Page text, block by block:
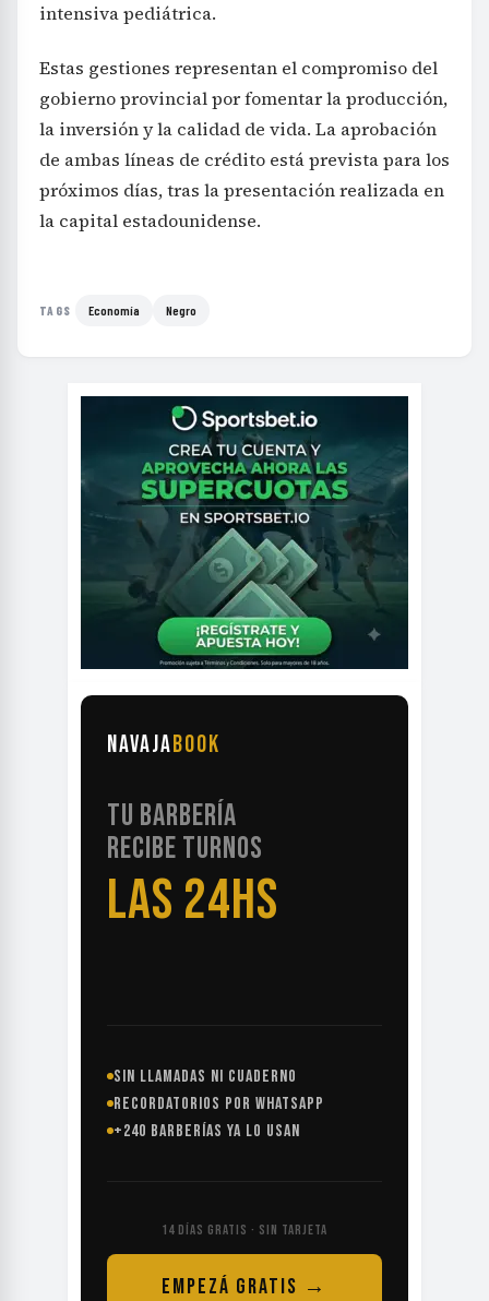
intensiva pediátrica.
Estas gestiones representan el compromiso del
gobierno provincial por fomentar la producción,
la inversión y la calidad de vida. La aprobación
de ambas líneas de crédito está prevista para los
próximos días, tras la presentación realizada en
la capital estadounidense.
TAGS Economía Negro
NAVAJABOOK
TU BARBERÍA
RECIBE TURNOS
LAS 24HS
SIN LLAMADAS NI CUADERNO
RECORDATORIOS POR WHATSAPP
+240 BARBERÍAS YA LO USAN
14 DÍAS GRATIS · SIN TARJETA
EMPEZÁ GRATIS →